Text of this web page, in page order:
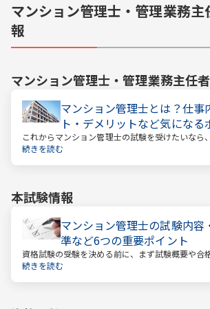
マンション管理士・管理業務主
報
マンション管理士・管理業務主任者
マンション管理士とは？仕事
ト・デメリットなど気になる
これからマンション管理士の試験を受けたいなら
を確かめましょう。この仕事では、マンション管
続きを読む
本試験情報
マンション管理士の試験内容
準など6つの重要ポイント
資格試験の受験を決める前に、まず試験概要や合
なことを把握しておくことが大切です。試験まで
続きを読む